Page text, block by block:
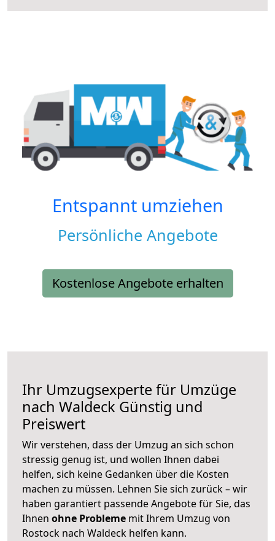
Entspannt umziehen
Persönliche Angebote
Kostenlose Angebote erhalten
Ihr Umzugsexperte für Umzüge
nach Waldeck Günstig und
Preiswert
Wir verstehen, dass der Umzug an sich schon
stressig genug ist, und wollen Ihnen dabei
helfen, sich keine Gedanken über die Kosten
machen zu müssen. Lehnen Sie sich zurück – wir
haben garantiert passende Angebote für Sie, das
Ihnen ohne Probleme mit Ihrem Umzug von
Rostock nach Waldeck helfen kann.